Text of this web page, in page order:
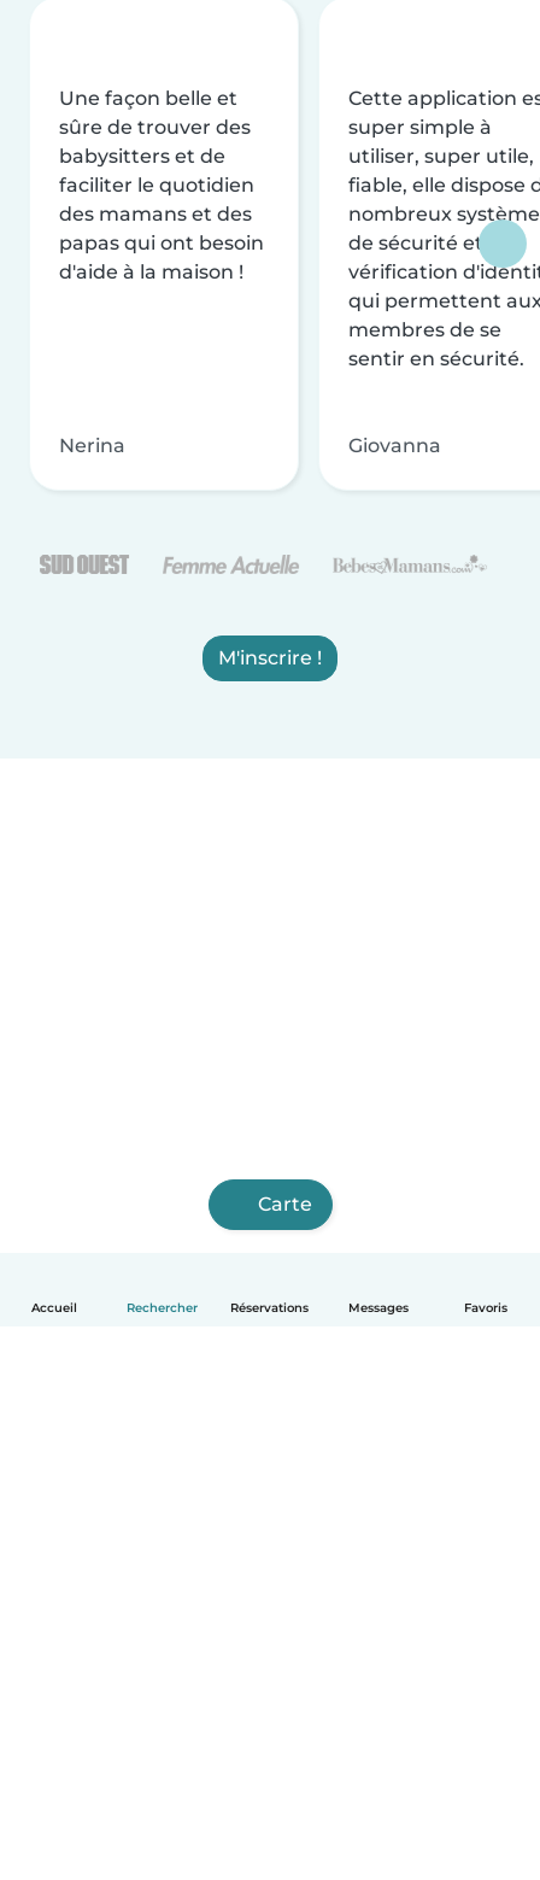
Accueil Rechercher Réservations Messages Favoris
Une façon belle et
sûre de trouver des
babysitters et de
faciliter le quotidien
des mamans et des
papas qui ont besoin
d'aide à la maison !
Nerina
Cette application
super simple à
utiliser, super utile,
fiable, elle dispose
nombreux
de sécurité et de
vérification
qui permettent
membres de se
sentir en sécurité.
Giovanna
M'inscrire !
Carte